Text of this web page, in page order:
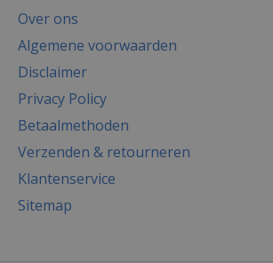
Over ons
Algemene voorwaarden
Disclaimer
Privacy Policy
Betaalmethoden
Verzenden & retourneren
Klantenservice
Sitemap